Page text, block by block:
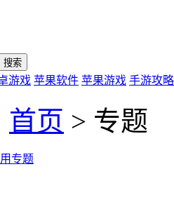
游戏 苹果软件 苹果游戏 手游攻略
首页 > 专题
专题